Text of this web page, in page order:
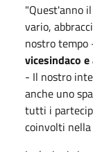
"Quest'anno
vario,
nostro tempo
vicesindaco
- Il nostro
anche uno
tutti i
coinvolti